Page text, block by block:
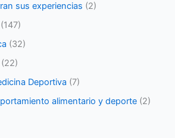
sus experiencias (2)
(147)
(32)
(22)
Deportiva (7)
alimentario y deporte (2)